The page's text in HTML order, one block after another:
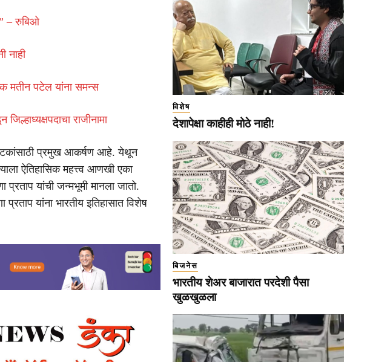
– रुबिओ
नाही
मतीन पटेल यांना समन्स
राजीनामा
प्रमुख आकर्षण आहे. येथून
ऐतिहासिक महत्त्व आणखी एका
प्रताप यांची जन्मभूमी मानला जातो.
प्रताप यांना भारतीय इतिहासात विशेष
विशेष
देशापेक्षा काहीही मोठे नाही!
बिजनेस
भारतीय शेअर बाजारात परदेशी पैसा
खुळखुळला